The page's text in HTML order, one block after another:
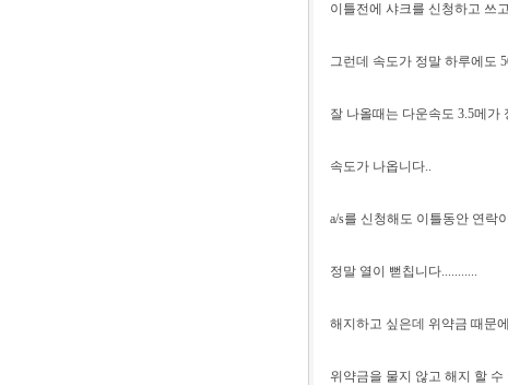
이틀전에 샤크를 신청하고 쓰
그런데 속도가 정말 하루에도
잘 나올때는 다운속도 3.5메가
속도가 나옵니다..
a/s를 신청해도 이틀동안 연락
정말 열이 뻗칩니다...........
해지하고 싶은데 위약금 때문
위약금을 물지 않고 해지 할 수